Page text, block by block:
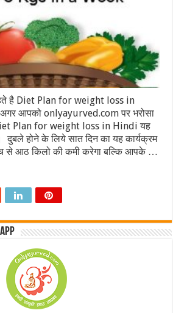
है Diet Plan for weight loss in
आपको onlyayurved.com पर भरोसा
Plan for weight loss in Hindi यह
होने के लिये सात दिन का यह कार्यक्रम
से आठ किलो की कमी करेगा बल्कि आपके …